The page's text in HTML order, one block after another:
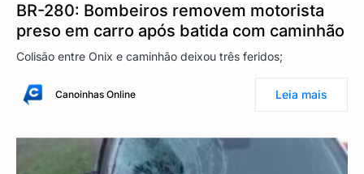
BR-280: Bombeiros removem motorista
preso em carro após batida com caminhão
Colisão entre Onix e caminhão deixou três feridos;
Canoinhas Online Leia mais